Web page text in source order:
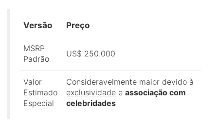
Versão Preço
MSRP
Padrão
US$ 250.000
Valor
Estimado
Especial
Consideravelmente maior devido à
exclusividade e associação com
celebridades